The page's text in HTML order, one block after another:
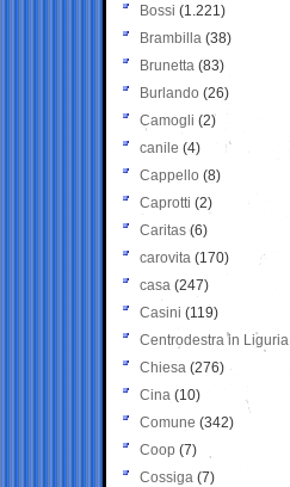
Bossi (1.221)
Brambilla (38)
Brunetta (83)
Burlando (26)
Camogli (2)
canile (4)
Cappello (8)
Caprotti (2)
Caritas (6)
carovita (170)
casa (247)
Casini (119)
Centrodestra in Liguria
Chiesa (276)
Cina (10)
Comune (342)
Coop (7)
Cossiga (7)